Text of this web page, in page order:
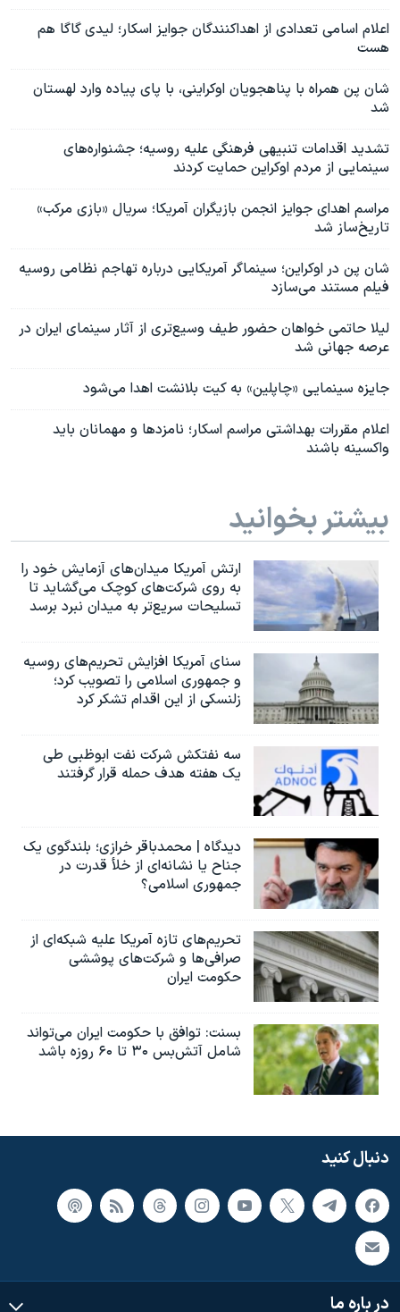
اعلام اسامی تعدادی از اهداکنندگان جوایز اسکار؛ لیدی گاگا هم
هست
شان پن همراه با پناهجویان اوکراینی، با پای پیاده وارد لهستان
شد
تشدید اقدامات تنبیهی فرهنگی علیه روسیه؛ جشنواره‌های
سینمایی از مردم اوکراین حمایت کردند
مراسم اهدای جوایز انجمن بازیگران آمریکا؛ سریال «بازی مرکب»
تاریخ‌ساز شد
شان پن در اوکراین؛ سینماگر آمریکایی درباره تهاجم نظامی روسیه
فیلم مستند می‌سازد
لیلا حاتمی خواهان حضور طیف وسیع‌تری از آثار سینمای ایران در
عرصه‌ جهانی شد
جایزه سینمایی «چاپلین» به کیت بلانشت اهدا می‌شود
اعلام مقررات بهداشتی مراسم اسکار؛ نامزدها ‌و مهمانان باید
واکسینه باشند
بیشتر بخوانید
ارتش آمریکا میدان‌های آزمایش خود را
به روی شرکت‌های کوچک می‌گشاید تا
تسلیحات سریع‌تر به میدان نبرد برسد
سنای آمریکا افزایش تحریم‌های روسیه
و جمهوری اسلامی را تصویب کرد؛
زلنسکی از این اقدام تشکر کرد
سه نفتکش شرکت نفت ابوظبی طی
یک هفته هدف حمله قرار گرفتند
دیدگاه | محمدباقر خرازی؛ بلندگوی یک
جناح یا نشانه‌ای از خلأ قدرت در
جمهوری اسلامی؟
تحریم‌های تازه آمریکا علیه شبکه‌ای از
صرافی‌ها و شرکت‌های پوششی
حکومت ایران
بسنت: توافق با حکومت ایران می‌تواند
شامل آتش‌بس ۳۰ تا ۶۰ روزه باشد
دنبال کنید
در باره ما